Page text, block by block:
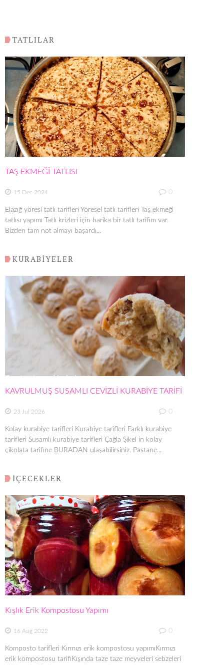
TATLILAR
TAŞ EKMEĞİ TATLISI
15 Dec 2024 0
Elazığ yöresi tatlı tarifleri Yöresel tatlı tarifleri Taş ekmeği
tatlısı yapımı Tatlı krizleri için harika bir tatlı tarifim var.
Bizden tam not almayı başardı...
KURABİYELER
KAVRULMUŞ SUSAMLI CEVİZLİ KURABİYE TARİFİ
23 Jul 2026 0
Kolay kurabiye tarifleri Kurabiye tarifleri Farklı kurabiye
tarifleri Susamlı kurabiye tarifleri Çağla Şikel in kolay
çikolata tarifine BURADAN ulaşabilirsiniz. Pastane...
İÇECEKLER
Kışlık Erik Kompostosu Yapımı
16 Aug 2022 0
Komposto tarifleri Kırmızı erik kompostosu yapımıKırmızı
erik kompostosu tarifiKışında taze taze meyveleri sebzeleri